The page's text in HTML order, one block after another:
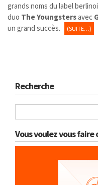
grands noms du label
duo The Youngstersavec
un grand succès.
(SUITE…)
Recherche
Vous voulez vous faire